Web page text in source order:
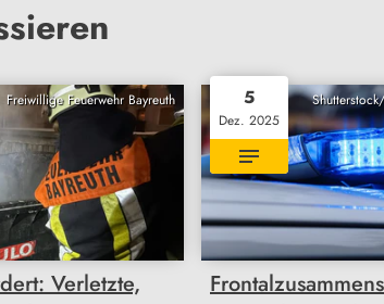
Freiwillige Feuerwehr Bayreuth
Verletzte,
5
Dez. 2025